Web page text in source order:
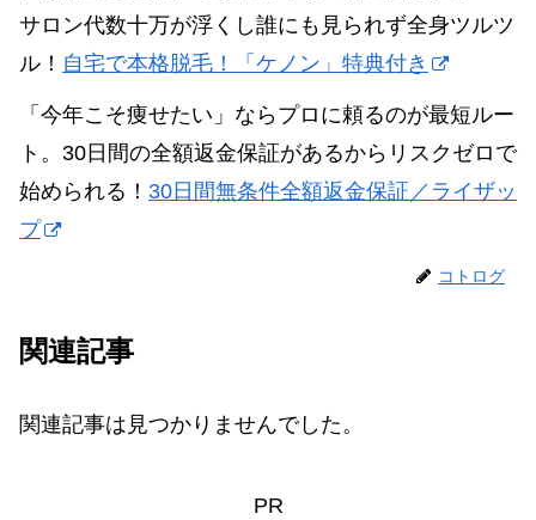
サロン代数十万が浮くし誰にも見られず全身ツルツ
ル！ 自宅で本格脱毛！「ケノン」特典付き
「今年こそ痩せたい」ならプロに頼るのが最短ルー
ト。30日間の全額返金保証があるからリスクゼロで
始められる！ 30日間無条件全額返金保証／ライザッ
プ
コトログ
関連記事
関連記事は見つかりませんでした。
PR